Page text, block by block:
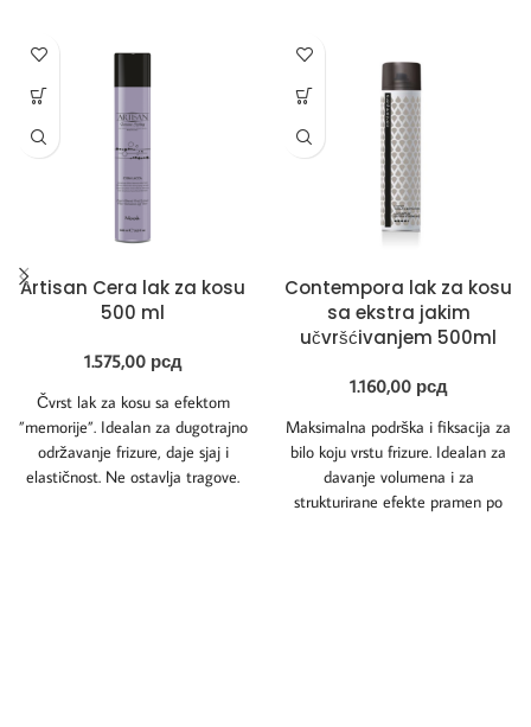
Artisan Cera lak za kosu
500 ml
1.575,00 рсд
Čvrst lak za kosu sa efektom
”memorije”. Idealan za dugotrajno
održavanje frizure, daje sjaj i
elastičnost. Ne ostavlja tragove.
Contempora lak za kosu
sa ekstra jakim
učvršćivanjem 500ml
1.160,00 рсд
Maksimalna podrška i fiksacija za
bilo koju vrstu frizure. Idealan za
davanje volumena i za
strukturirane efekte pramen po